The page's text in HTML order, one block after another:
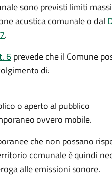
sono previsti limiti
acustica comunale o dal
.
6prevede che il Comune
di:
o aperto al pubblico
ovvero mobile.
che non possano
comunale è quindi
alle emissioni sonore.